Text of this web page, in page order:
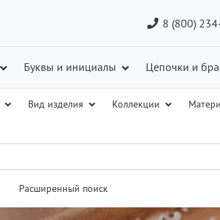
8 (800)
Буквы и инициалы Цепочки и
Вид изделия Коллекции
Расширенный поиск